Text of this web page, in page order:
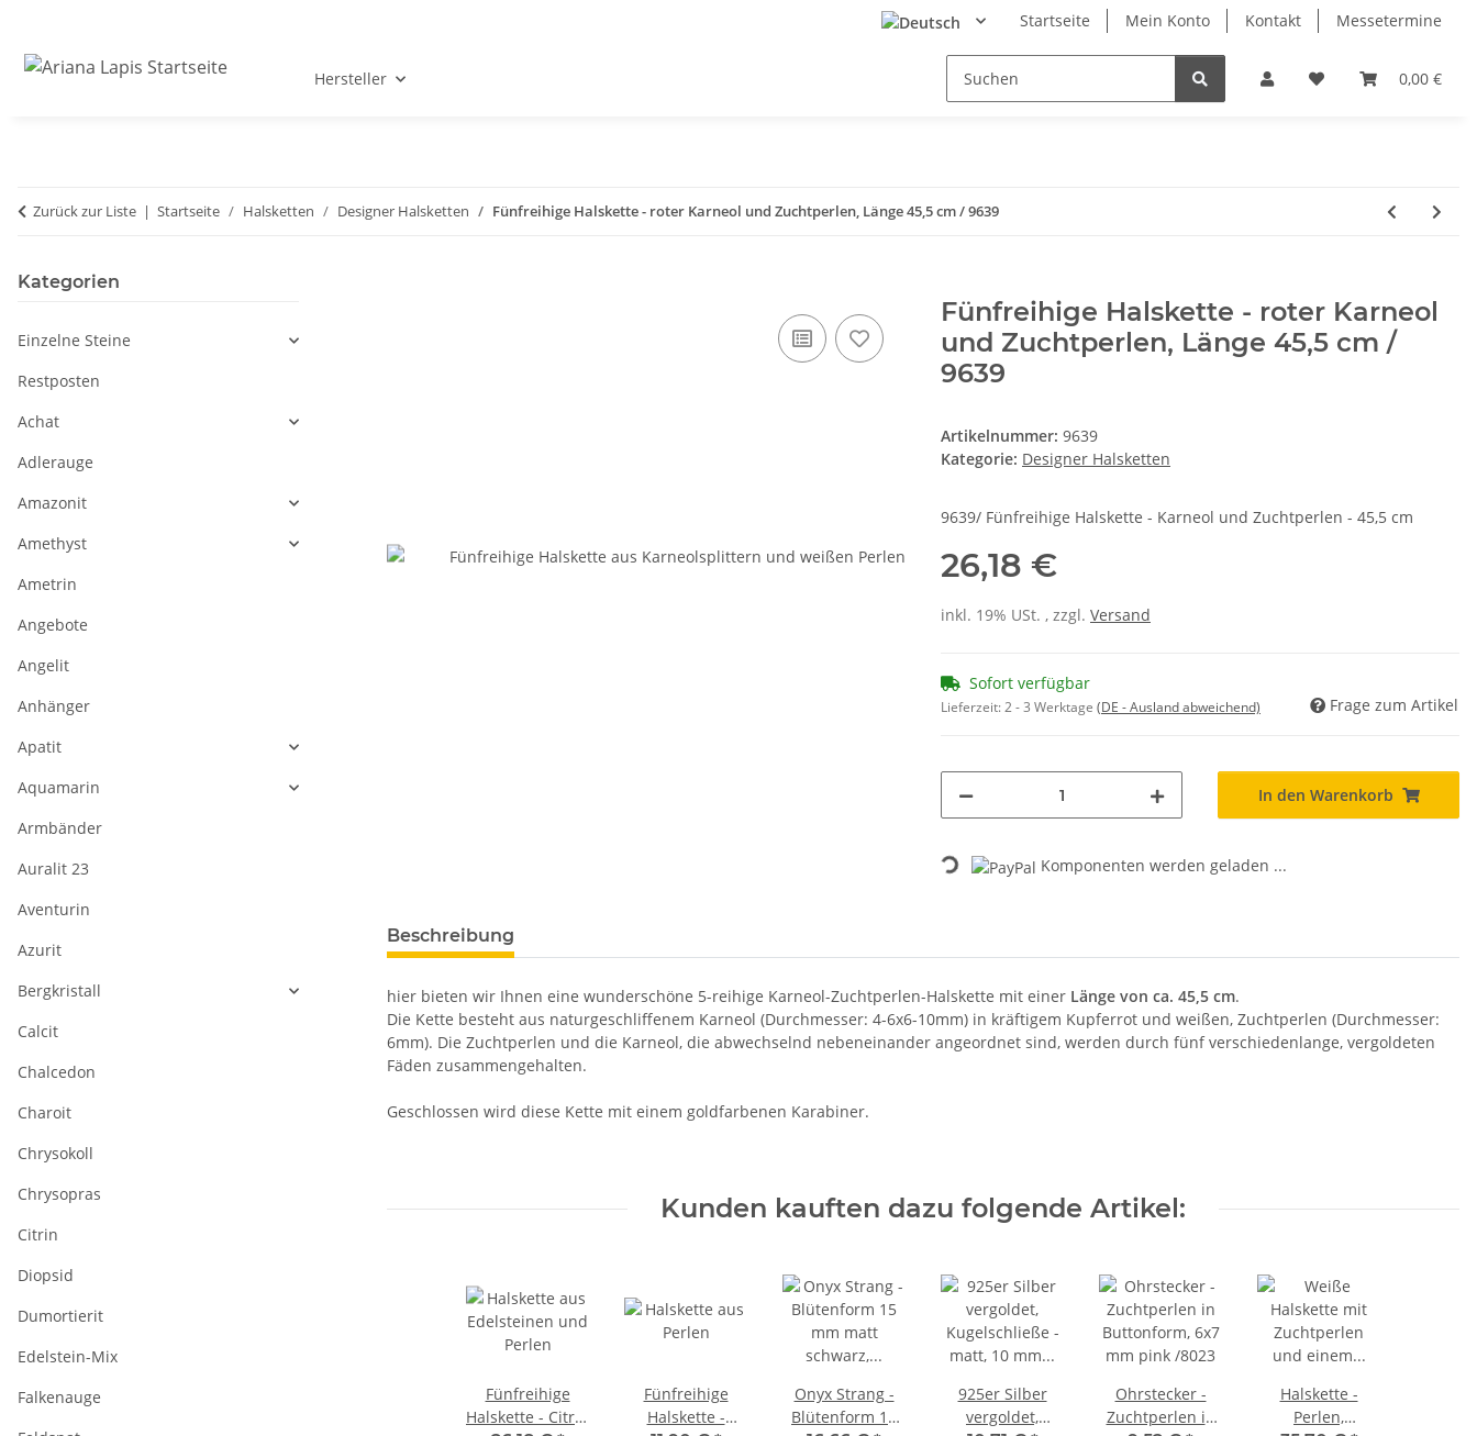
Startseite Mein Konto Kontakt Messetermine
0,00 €
Hersteller
Zurück zur Liste Startseite Halsketten Designer Halsketten Fünfreihige Halskette - roter Karneol und Zuchtperlen, Länge 45,5 cm / 9639
Fünfreihige Halskette - roter Karneol
und Zuchtperlen, Länge 45,5 cm /
9639
Artikelnummer: 9639
Kategorie: Designer Halsketten
9639/ Fünfreihige Halskette - Karneol und Zuchtperlen - 45,5 cm
26,18 €
inkl. 19% USt. , zzgl. Versand
Sofort verfügbar
Lieferzeit:2 - 3 Werktage (DE - Ausland abweichend) Frage zum Artikel
In den Warenkorb
Loading... Komponenten werden geladen ...
weitere Registerkarten anzeigen
Beschreibung
hier bieten wir Ihnen eine wunderschöne 5-reihige Karneol-Zuchtperlen-Halskette mit einer Länge von ca. 45,5 cm.
Die Kette besteht aus naturgeschliffenem Karneol (Durchmesser: 4-6x6-10mm) in kräftigem Kupferrot und weißen, Zuchtperlen (Durchmesser:
6mm). Die Zuchtperlen und die Karneol, die abwechselnd nebeneinander angeordnet sind, werden durch fünf verschiedenlange, vergoldeten
Fäden zusammengehalten.
Geschlossen wird diese Kette mit einem goldfarbenen Karabiner.
Kunden kauften dazu folgende Artikel:
Fünfreihige
Halskette - Citrin
Fünfreihige
Halskette -
Onyx Strang -
Blütenform 15
925er Silber
vergoldet,
Ohrstecker -
Zuchtperlen in
Halskette -
Perlen,
Kategorien
Einzelne Steine
Restposten
Achat
Adlerauge
Amazonit
Amethyst
Ametrin
Angebote
Angelit
Anhänger
Apatit
Aquamarin
Armbänder
Auralit 23
Aventurin
Azurit
Bergkristall
Calcit
Chalcedon
Charoit
Chrysokoll
Chrysopras
Citrin
Diopsid
Dumortierit
Edelstein-Mix
Falkenauge